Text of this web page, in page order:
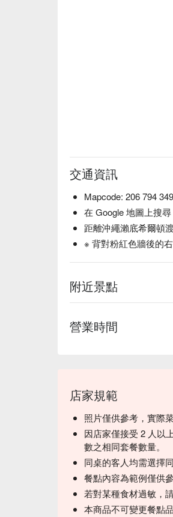
交通資訊
Mapcode: 206 794
在 Google 地圖上搜
距離沖繩瀨底希爾頓
※ 背對粉紅色牆後的
附近景點
營業時間
店家規範
照片僅供參考，實際
因店家僅接受 2 人以
數之相同套餐數量。
同桌的客人均需選擇
餐點內容為範例僅供
若對某種食材過敏，
本商品不可變更餐點